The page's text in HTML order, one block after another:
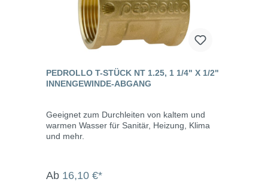
PEDROLLO T-STÜCK NT 1.25, 1 1/4" X 1/2"
INNENGEWINDE-ABGANG
Geeignet zum Durchleiten von kaltem und
warmen Wasser für Sanitär, Heizung, Klima
und mehr.
Ab 16,10 €*